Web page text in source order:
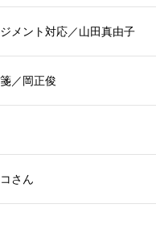
メント対応／山田真由子
／岡正俊
さん